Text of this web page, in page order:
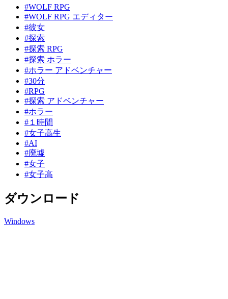
#WOLF RPG
#WOLF RPG エディター
#彼女
#探索
#探索 RPG
#探索 ホラー
#ホラー アドベンチャー
#30分
#RPG
#探索 アドベンチャー
#ホラー
#１時間
#女子高生
#AI
#廃墟
#女子
#女子高
ダウンロード
Windows